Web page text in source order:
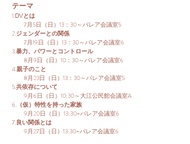
テーマ
1.DVとは
7月5日（日）13：30～パレア会議室5​
2.ジェンダーとの関係
7月19日（日）13：30～パレア会議室6
3.暴力、パワーとコントロール
8月9日（日）10：30～パレア会議室6
4.親子のこと
8月23日（日）13：30～パレア会議室5
5.共依存について
9月6日（日）10:30～大江公民館会議室A
6. （仮）特性を持った家族
9月20日（日）13:30~パレア会議室6
7.良い関係とは
9月27日（日）13:30~パレア会議室6